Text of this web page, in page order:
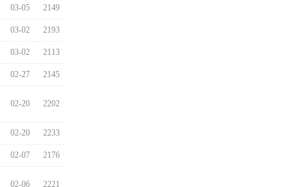
03-05 2149
03-02 2193
03-02 2113
02-27 2145
02-20 2202
02-20 2233
02-07 2176
02-06 2221